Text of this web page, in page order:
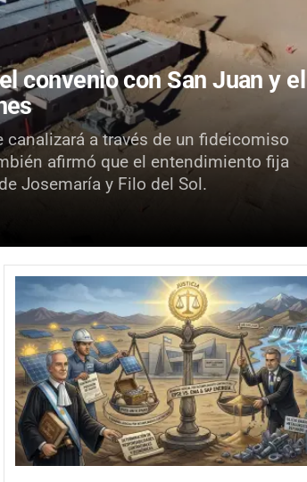
convenio con San Juan y el
a través de un fideicomiso
afirmó que el entendimiento fija
Josemaría y Filo del Sol.